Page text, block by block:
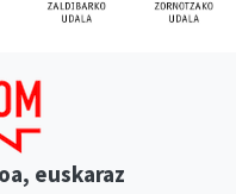
euskaraz